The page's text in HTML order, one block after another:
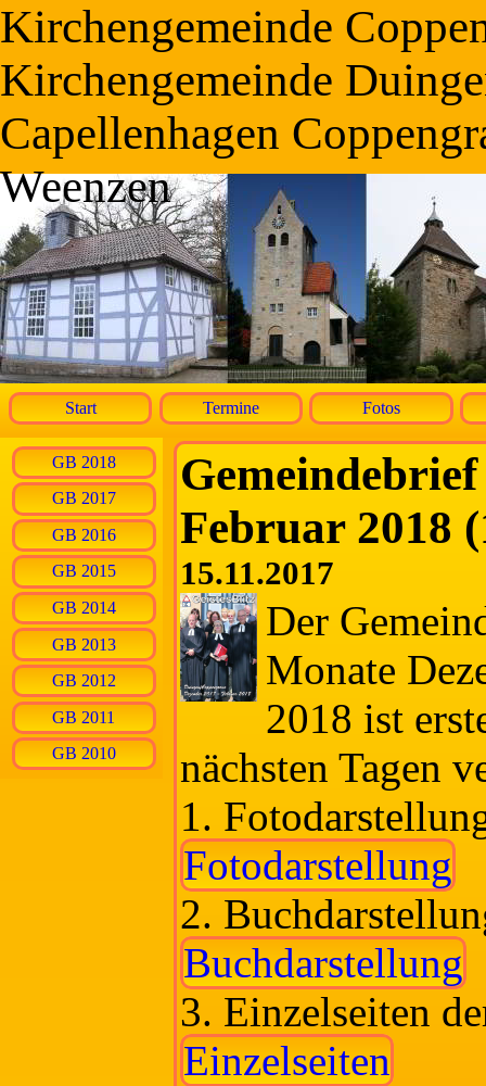
Kirchengemeinde
Kirchengemeinde
Capellenhagen
Weenzen
Start Termine Fotos
GB 2018
GB 2017
GB 2016
GB 2015
GB 2014
GB 2013
GB 2012
GB 2011
GB 2010
Februar 2018
15.11.2017
Der
Monate
2018 ist
nächsten Tagen
1.
Fotodarstellung
2.
Buchdarstellung
3. Einzelseiten
Einzelseiten